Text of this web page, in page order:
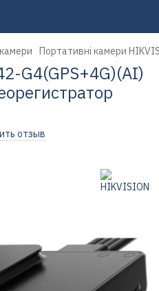
Портативні камери
G4(GPS+4G)(AI)
отзыв